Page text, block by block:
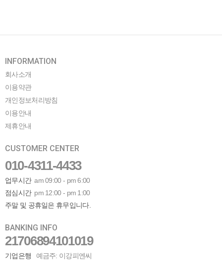
INFORMATION
회사소개
이용약관
개인정보처리방침
이용안내
제휴안내
CUSTOMER CENTER
010-4311-4433
업무시간 am 09:00 - pm 6:00
점심시간 pm 12:00 - pm 1:00
주말 및 공휴일은 휴무입니다.
BANKING INFO
21706894101019
기업은행 예금주: 이강피엔씨